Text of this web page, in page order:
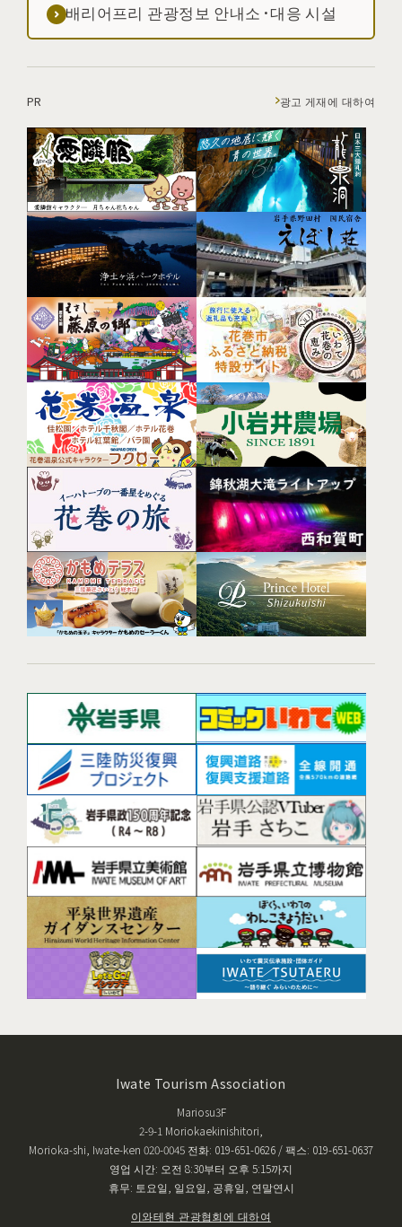
배리어프리 관광정보 안내소·대응 시설
PR 광고 게재에 대하여
Iwate Tourism Association
Mariosu3F
2-9-1 Moriokaekinishitori,
Morioka-shi, Iwate-ken 020-0045 전화: 019-651-0626 / 팩스: 019-651-0637
영업 시간: 오전 8:30부터 오후 5:15까지
휴무: 토요일, 일요일, 공휴일, 연말연시
이와테현 관광협회에 대하여